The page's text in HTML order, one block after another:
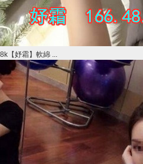
8k【妤霜】軟綿 ...